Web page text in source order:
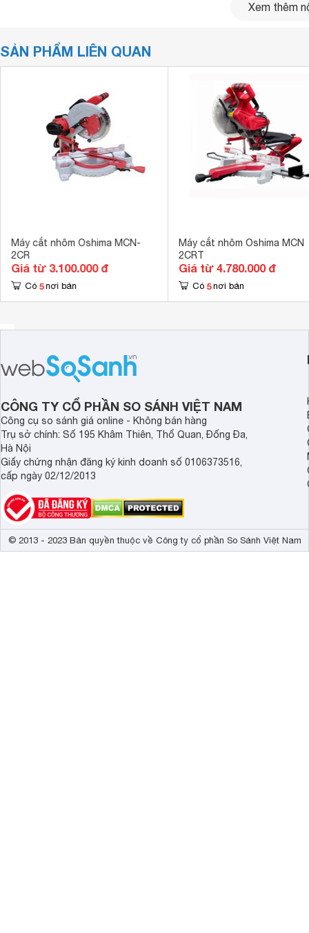
cho khả năng làm việc như sau:
70 x 89 mm tại góc 45 độ / 0 độ
48/89 mm tại góc 45 độ / 45 độ
Máy cắt nhôm dùng điện cắm trực tiếp cho khả năng làm
Tay cầm êm, có tích hợp cò bóp dễ tùy chỉnh. Máy vận
kính 255mm, dày 3.5cm. Máy có vị trí dừng 0.15, 22.5,
Túi hút bụi có kích thước 8 x 17 mm giúp thu gom bụi
Lưu ý:Hình ảnh sản phẩm chỉ có tính chất minh họa, chi
phẩm thực tế.
Xem toàn bộ nội dung
Xem thêm
SẢN PHẨM LIÊN QUAN
Máy cắt nhôm Oshima MCN-
2CR
Giá từ 3.100.000 đ
Có 5 nơi bán
Máy cắt nhôm Oshima MCN
2CRT
Giá từ 4.780.000 đ
Có 5 nơi bán
CÔNG TY CỔ PHẦN SO SÁNH VIỆT NAM
Công cụ so sánh giá online - Không bán hàng
Trụ sở chính: Số 195 Khâm Thiên, Thổ Quan, Đống Đa,
Hà Nội
Giấy chứng nhận đăng ký kinh doanh số 0106373516,
cấp ngày 02/12/2013
© 2013 - 2023 Bản quyền thuộc về Công ty cổ phần So Sánh Việt Nam